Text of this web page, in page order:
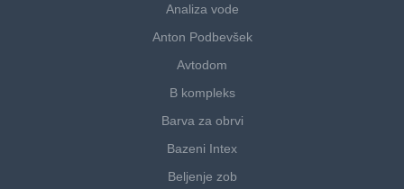
Analiza vode
Anton Podbevšek
Avtodom
B kompleks
Barva za obrvi
Bazeni Intex
Beljenje zob